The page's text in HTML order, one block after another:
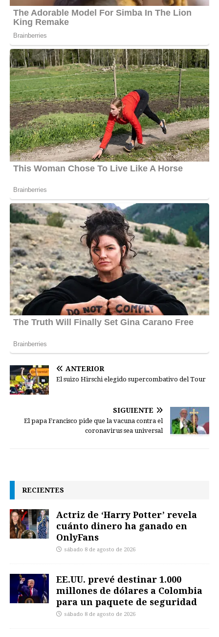
ANTERIOR
El suizo Hirschi elegido supercombativo del Tour
SIGUIENTE
El papa Francisco pide que la vacuna contra el
coronavirus sea universal
RECIENTES
Actriz de ‘Harry Potter’ revela
cuánto dinero ha ganado en
OnlyFans
sábado 8 de agosto de 2026
EE.UU. prevé destinar 1.000
millones de dólares a Colombia
para un paquete de seguridad
sábado 8 de agosto de 2026